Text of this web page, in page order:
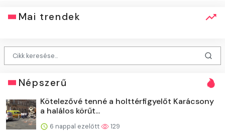
Mai trendek
Népszerű
Kötelezővé tenné a holttérfigyelőt Karácsony
a halálos körűt...
6 nappal ezelőtt 129